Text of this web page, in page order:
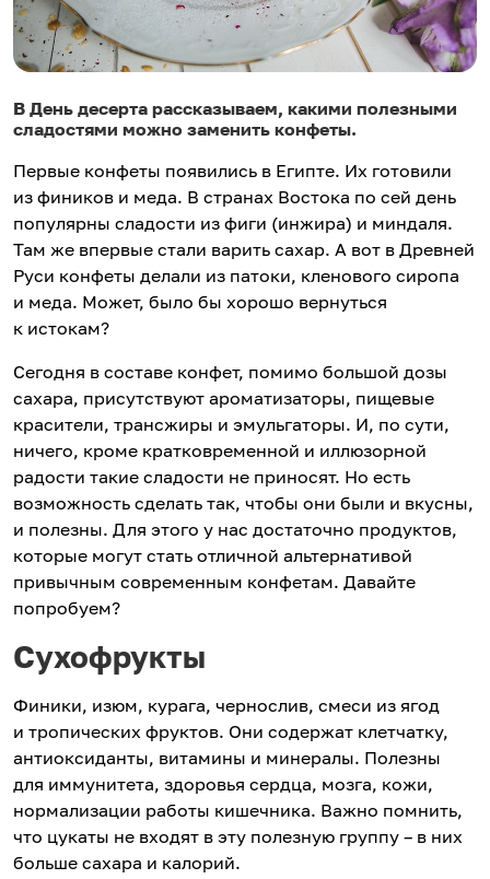
В День десерта рассказываем, какими полезными
сладостями можно заменить конфеты.
Первые конфеты появились в Египте. Их готовили
из фиников и меда. В странах Востока по сей день
популярны сладости из фиги (инжира) и миндаля.
Там же впервые стали варить сахар. А вот в Древней
Руси конфеты делали из патоки, кленового сиропа
и меда. Может, было бы хорошо вернуться
к истокам?
Сегодня в составе конфет, помимо большой дозы
сахара, присутствуют ароматизаторы, пищевые
красители, трансжиры и эмульгаторы. И, по сути,
ничего, кроме кратковременной и иллюзорной
радости такие сладости не приносят. Но есть
возможность сделать так, чтобы они были и вкусны,
и полезны. Для этого у нас достаточно продуктов,
которые могут стать отличной альтернативой
привычным современным конфетам. Давайте
попробуем?
Сухофрукты
Финики, изюм, курага, чернослив, смеси из ягод
и тропических фруктов. Они содержат клетчатку,
антиоксиданты, витамины и минералы. Полезны
для иммунитета, здоровья сердца, мозга, кожи,
нормализации работы кишечника. Важно помнить,
что цукаты не входят в эту полезную группу – в них
больше сахара и калорий.